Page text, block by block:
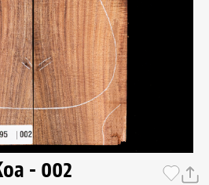
- 002